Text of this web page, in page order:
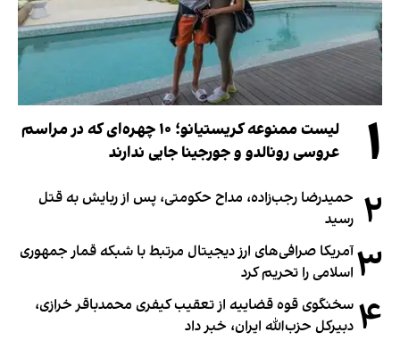
۱
لیست ممنوعه کریستیانو؛ ۱۰ چهره‌ای که در مراسم
عروسی رونالدو و جورجینا جایی ندارند
۲ حمیدرضا رجب‌زاده، مداح حکومتی، پس از ربایش به قتل
رسید
۳آمریکا صرافی‌های ارز دیجیتال مرتبط با شبکه قمار جمهوری
اسلامی را تحریم کرد
۴ سخنگوی قوه قضاییه از تعقیب کیفری محمدباقر خرازی،
دبیر‌کل حزب‌الله ایران، خبر داد